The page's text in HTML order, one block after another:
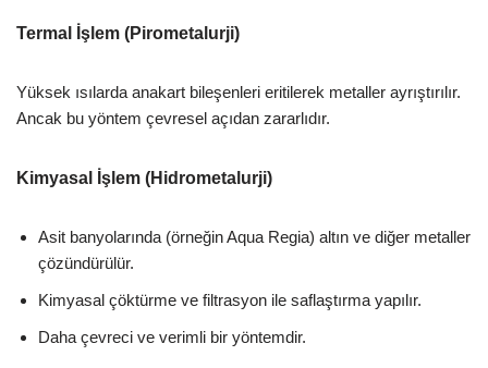
Termal İşlem (Pirometalurji)
Yüksek ısılarda anakart bileşenleri eritilerek metaller ayrıştırılır.
Ancak bu yöntem çevresel açıdan zararlıdır.
Kimyasal İşlem (Hidrometalurji)
Asit banyolarında (örneğin Aqua Regia) altın ve diğer metaller
çözündürülür.
Kimyasal çöktürme ve filtrasyon ile saflaştırma yapılır.
Daha çevreci ve verimli bir yöntemdir.